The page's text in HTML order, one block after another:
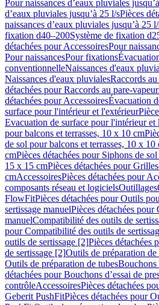
Pour naissances d’eaux pluviales
d’eaux pluviales jusqu’à 25 l/sPièces
naissances d’eaux pluviales jusqu’à 25
fixation d40–200Système de fixation
détachées pour AccessoiresPour
Pour naissancesPour fixations
conventionnelleNaissances d'eaux
Naissances d'eaux pluvialesRaccords
détachées pour Raccords au pare-vapeur
détachées pour AccessoiresÉvacuation
surface pour l'intérieur et l'extérieur
Evacuation de surface pour l'intérieur et
pour balcons et terrasses, 10 x 10 cm
de sol pour balcons et terrasses, 10 x 10
cmPièces détachées pour Siphons de
15 x 15 cmPièces détachées pour
cmAccessoiresPièces détachées pour
composants réseau et logicielsOutillages
FlowFitPièces détachées pour Outils
sertissage manuelPièces détachées pour
manuelCompatibilité des outils de
pour Compatibilité des outils de
outils de sertissage [2]Pièces détachées
de sertissage [2]Outils de préparation de
Outils de préparation de tubesBouchons
détachées pour Bouchons d’essai de
contrôleAccessoiresPièces détachées
Geberit PushFitPièces détachées pour